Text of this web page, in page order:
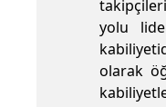
yolu
olarak